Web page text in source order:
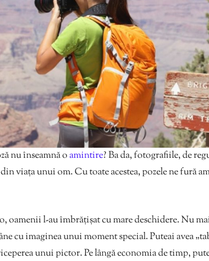
nu înseamnă oamintire? Ba da, fotografiile, de
viața unui om. Cu toate acestea, pozele ne fură
oamenii l-au îmbrățișat cu mare deschidere. Nu mai
cu imaginea unui moment special. Puteai avea
unui pictor. Pe lângă economia de timp,